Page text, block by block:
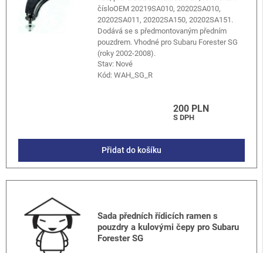
čísloOEM 20219SA010, 20202SA010,
20202SA011, 20202SA150, 20202SA151.
Dodává se s předmontovaným předním
pouzdrem. Vhodné pro Subaru Forester SG
(roky 2002-2008).
Stav: Nové
Kód:WAH_SG_R
200 PLN
S DPH
Přidat do košíku
Sada předních řídicích ramen s
pouzdry a kulovými čepy pro Subaru
Forester SG